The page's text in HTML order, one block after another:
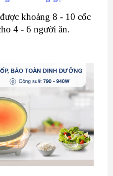
khoảng 8 - 10 cốc
4 - 6 người ăn.